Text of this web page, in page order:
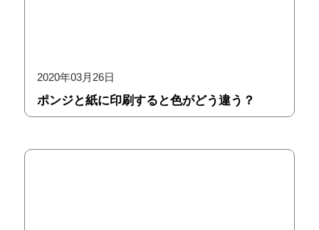
2020年03月26日
ポンジと紙に印刷すると色がどう違う？